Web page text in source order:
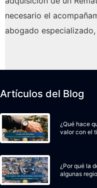
necesario el
abogado
Artículos del Blog
¿Qué hace
valor con el
¿Por qué la
algunas